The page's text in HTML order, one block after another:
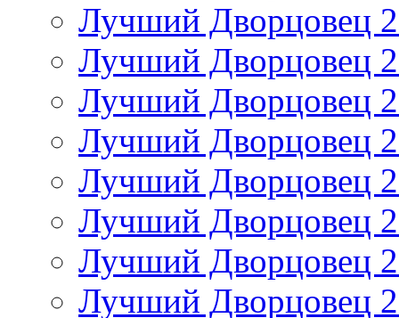
Лучший Дворцовец
Лучший Дворцовец
Лучший Дворцовец
Лучший Дворцовец
Лучший Дворцовец
Лучший Дворцовец
Лучший Дворцовец
Лучший Дворцовец